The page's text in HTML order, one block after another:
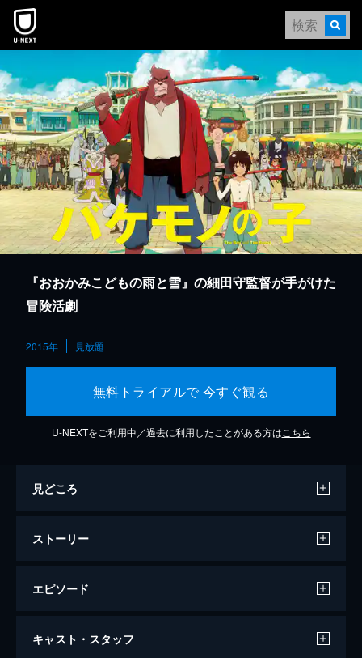
本文へスキップ
『おおかみこどもの雨と雪』の細田守監督が手がけた
冒険活劇
2015年 見放題
無料トライアルで 今すぐ観る
U-NEXTをご利用中／過去に利用したことがある方は こちら
見どころ
ストーリー
エピソード
バケモノの子
キャスト・スタッフ